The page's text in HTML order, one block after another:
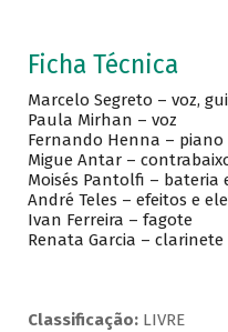
Ficha Técnica
Marcelo Segreto – voz,
Paula Mirhan – voz
Fernando Henna – piano
Migue Antar –
Moisés Pantolfi – bateria
André Teles – efeitos e
Ivan Ferreira – fagote
Renata Garcia – clarinete
Classificação: LIVRE